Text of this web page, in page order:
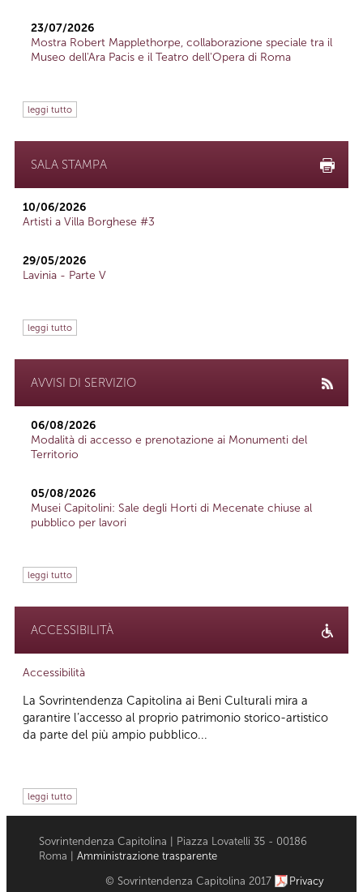
23/07/2026
Mostra Robert Mapplethorpe, collaborazione speciale tra il
Museo dell'Ara Pacis e il Teatro dell'Opera di Roma
leggi tutto
SALA STAMPA
10/06/2026
Artisti a Villa Borghese #3
29/05/2026
Lavinia - Parte V
leggi tutto
AVVISI DI SERVIZIO
06/08/2026
Modalità di accesso e prenotazione ai Monumenti del
Territorio
05/08/2026
Musei Capitolini: Sale degli Horti di Mecenate chiuse al
pubblico per lavori
leggi tutto
ACCESSIBILITÀ
Accessibilità
La Sovrintendenza Capitolina ai Beni Culturali mira a
garantire l’accesso al proprio patrimonio storico-artistico
da parte del più ampio pubblico...
leggi tutto
Sovrintendenza Capitolina | Piazza Lovatelli 35 - 00186
Roma | Amministrazione trasparente
© Sovrintendenza Capitolina 2017 Privacy